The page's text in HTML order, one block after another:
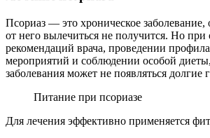
Псориаз — это хроническое заболевание,
от него вылечиться не получится. Но
рекомендаций врача, проведении
мероприятий и соблюдении особой
заболевания может не появляться долгие
Питание при псориазе
Для лечения эффективно применяется